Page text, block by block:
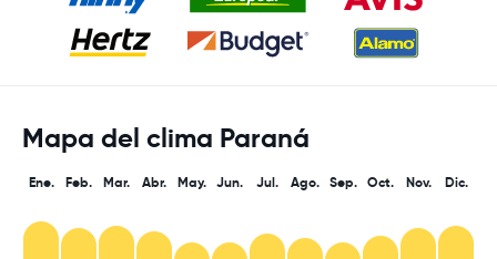
Mapa del clima Paraná
Ene. Feb. Mar. Abr. May. Jun. Jul. Ago. Sep. Oct. Nov. Dic.